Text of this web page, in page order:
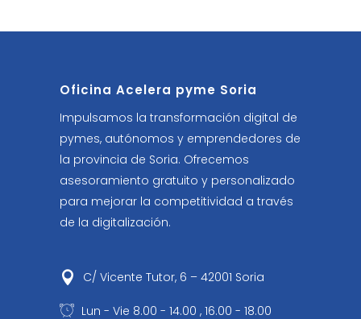
Oficina Acelera pyme Soria
Impulsamos la transformación digital de
pymes, autónomos y emprendedores de
la provincia de Soria. Ofrecemos
asesoramiento gratuito y personalizado
para mejorar la competitividad a través
de la digitalización.
C/ Vicente Tutor, 6 – 42001 Soria
Lun - Vie 8.00 - 14.00 , 16.00 - 18.00